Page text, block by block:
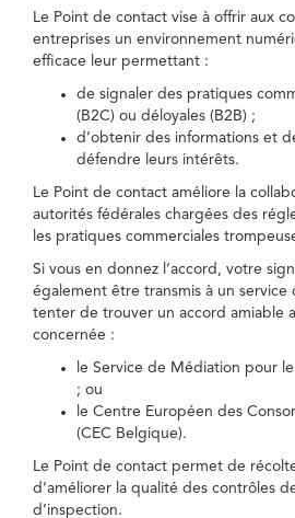
Le Point de contact vise à offrir aux
entreprises un environnement
efficace leur permettant :
de signaler des pratiques
(B2C) ou déloyales (B2B) ;
d’obtenir des informations et
défendre leurs intérêts.
Le Point de contact améliore la
autorités fédérales chargées des
les pratiques commerciales
Si vous en donnez l’accord, votre
également être transmis à un
tenter de trouver un accord amiable
concernée :
le Service de Médiation pour
; ou
le Centre Européen des
(CEC Belgique).
Le Point de contact permet de
d’améliorer la qualité des contrôles
d’inspection.